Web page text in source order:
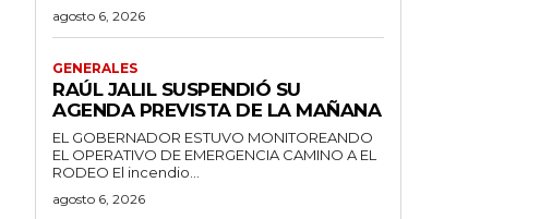
agosto 6, 2026
GENERALES
RAÚL JALIL SUSPENDIÓ SU
AGENDA PREVISTA DE LA MAÑANA
EL GOBERNADOR ESTUVO MONITOREANDO
EL OPERATIVO DE EMERGENCIA CAMINO A EL
RODEO El incendio...
agosto 6, 2026